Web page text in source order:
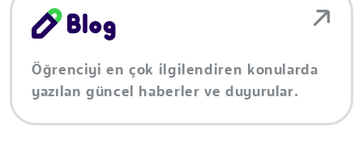
Öğrenciyi en çok ilgilendiren konularda
yazılan güncel haberler ve duyurular.